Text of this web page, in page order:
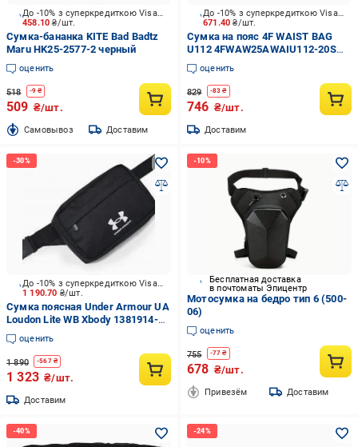
458.10₴/шт.
До -10% з суперкредиткою Visa Вигода
Сумка-бананка KITE Bad Badtz
Maru HK25-2577-2 черный
оценить
518 -9 ₴
509 ₴/шт.
Cамовывоз Доставим
671.40₴/шт.
До -10% з суперкредиткою Visa Вигода
Сумка на пояс 4F WAIST BAG
U112 4FWAW25AWAIU112-20S
черный
оценить
829 -83 ₴
746 ₴/шт.
Доставим
1 190.70 ₴/шт.
До -10% з суперкредиткою Visa Вигода
Сумка поясная Under Armour UA
Loudon Lite WB Xbody 1381914-
001 черный
оценить
1 890 -567₴
1 323 ₴/шт.
Доставим
Бесплатная доставка
в почтоматы Эпицентр
Мотосумка на бедро тип 6 (500-
06)
оценить
755 -77 ₴
678 ₴/шт.
Привезём Доставим